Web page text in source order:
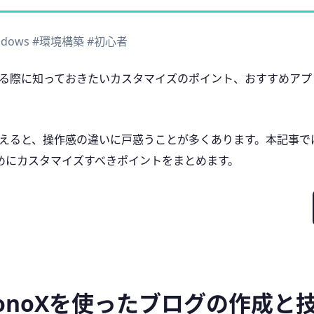
#環境構築#初心者
に知っておきたいカスタマイズのポイント、おすすめア
ると、操作感の違いに戸惑うことが多くあります。本記事
カスタマイズすべきポイントをまとめます。
を使ったブログの作成と